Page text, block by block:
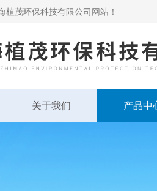
植茂环保科技有限公司网站！
关于我们 产品中